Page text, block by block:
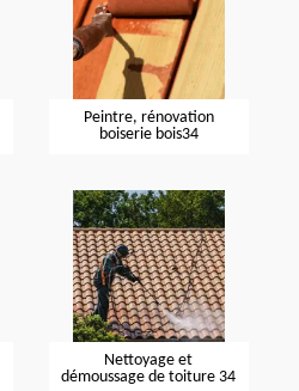
Peintre, rénovation
boiserie bois34
Nettoyage et
démoussage de toiture 34